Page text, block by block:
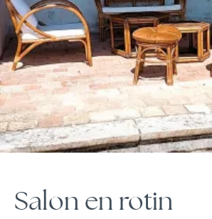
Salon en rotin